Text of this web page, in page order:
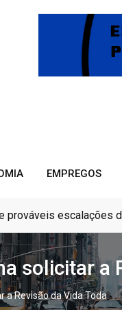
EMPREGOS
prováveis escalações
solicitar a
a Revisão da Vida Toda